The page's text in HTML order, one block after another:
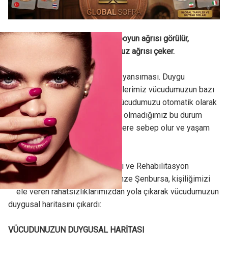
Yeniliğe kapalı ve inatçılarda boyun ağrısı görülür,
sorumluluk sahibi insanlar omuz ağrısı çeker.
Vücudumuz, iç dünyamızın bir yansıması. Duygu
durumumuz, stres ve düşüncelerimiz vücudumuzun bazı
bölümleriyle bağlantılıdır ve vücudumuzu otomatik olarak
etkiler. Çoğu zaman bilincinde olmadığımız bu durum
vücudumuzda çeşitli problemlere sebep olur ve yaşam
kalitemizi etkiler.
Okan Üniversitesi Fizik Tedavi ve Rehabilitasyon
Bölümü'nden Yrd. Doç. Dr. Gamze Şenbursa, kişiliğimizi
ele veren rahatsızlıklarımızdan yola çıkarak vücudumuzun
duygusal haritasını çıkardı:
VÜCUDUNUZUN DUYGUSAL HARİTASI